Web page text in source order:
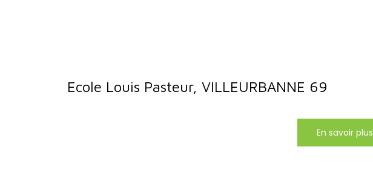
Ecole Louis Pasteur, VILLEURBANNE 69
En savoir plus